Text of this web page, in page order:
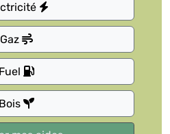
Gaz
Fuel
Bois